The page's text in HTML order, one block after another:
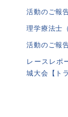
活動のご報
理学療法士
活動のご報
レースレポ
城大会【ト